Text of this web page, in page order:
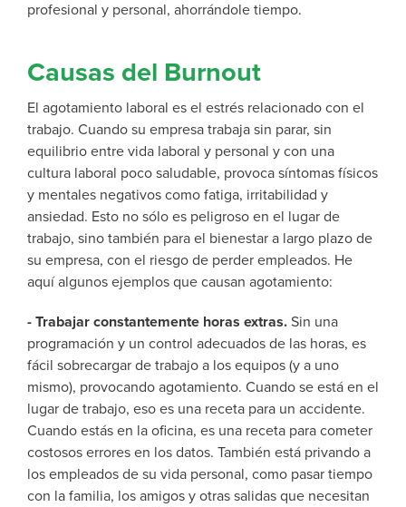
profesional y personal, ahorrándole tiempo.
Causas del Burnout
El agotamiento laboral es el estrés relacionado con el
trabajo. Cuando su empresa trabaja sin parar, sin
equilibrio entre vida laboral y personal y con una
cultura laboral poco saludable, provoca síntomas físicos
y mentales negativos como fatiga, irritabilidad y
ansiedad. Esto no sólo es peligroso en el lugar de
trabajo, sino también para el bienestar a largo plazo de
su empresa, con el riesgo de perder empleados. He
aquí algunos ejemplos que causan agotamiento:
- Trabajar constantemente horas extras. Sin una
programación y un control adecuados de las horas, es
fácil sobrecargar de trabajo a los equipos (y a uno
mismo), provocando agotamiento. Cuando se está en el
lugar de trabajo, eso es una receta para un accidente.
Cuando estás en la oficina, es una receta para cometer
costosos errores en los datos. También está privando a
los empleados de su vida personal, como pasar tiempo
con la familia, los amigos y otras salidas que necesitan